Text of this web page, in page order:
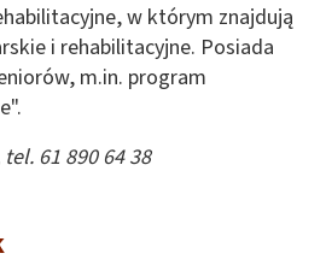
w którym znajdują
i rehabilitacyjne. Posiada
m.in. program
61 890 64 38